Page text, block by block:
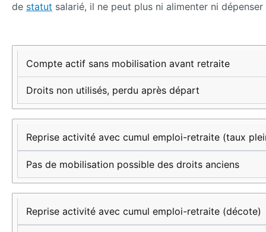
de statut salarié, il ne peut plus ni alimenter ni
Situation
Impact
sur le
CPF
Compte actif sans mobilisation avant retraite
Droits non utilisés, perdu après départ
Reprise activité avec cumul emploi-retraite (taux
Pas de mobilisation possible des droits anciens
Reprise activité avec cumul emploi-retraite (décote)